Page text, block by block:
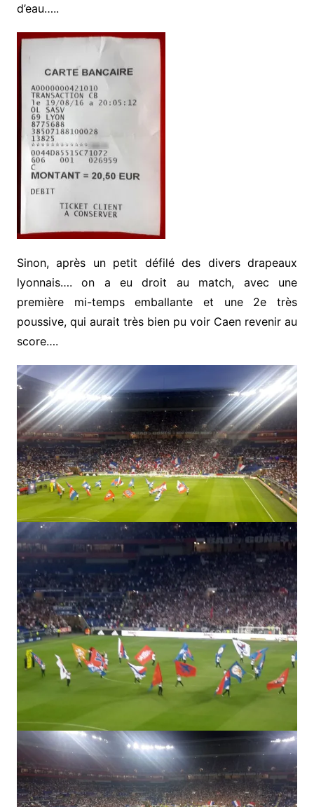
d’eau…..
Sinon, après un petit défilé des divers drapeaux
lyonnais…. on a eu droit au match, avec une
première mi-temps emballante et une 2e très
poussive, qui aurait très bien pu voir Caen revenir au
score….